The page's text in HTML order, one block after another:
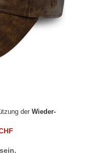
der Wieder-